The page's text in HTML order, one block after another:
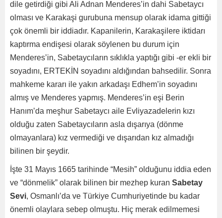
dile getirdiği gibi Ali Adnan Menderes’in dahi Sabetaycı
olması ve Karakaşi gurubuna mensup olarak idama gittiği
çok önemli bir iddiadır. Kapanilerin, Karakaşilere iktidarı
kaptırma endişesi olarak söylenen bu durum için
Menderes’in, Sabetaycıların sıklıkla yaptığı gibi -er ekli bir
soyadını, ERTEKİN soyadını aldığından bahsedilir. Sonra
mahkeme kararı ile yakın arkadaşı Edhem’in soyadını
almış ve Menderes yapmış. Menderes’in eşi Berin
Hanım’da meşhur Sabetaycı aile Evliyazadelerin kızı
olduğu zaten Sabetaycıların asla dışarıya (dönme
olmayanlara) kız vermediği ve dışarıdan kız almadığı
bilinen bir şeydir.
İşte 31 Mayıs 1665 tarihinde “Mesih” olduğunu iddia eden
ve “dönmelik” olarak bilinen bir mezhep kuran Sabetay
Sevi, Osmanlı’da ve Türkiye Cumhuriyetinde bu kadar
önemli olaylara sebep olmuştu. Hiç merak edilmemesi